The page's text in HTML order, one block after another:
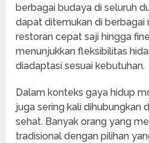
berbagai budaya di seluruh
dapat ditemukan di berbagai
restoran cepat saji hingga
menunjukkan fleksibilitas
diadaptasi sesuai kebutuhan.
Dalam konteks gaya hidup
juga sering kali dihubungkan
sehat. Banyak orang yang
tradisional dengan pilihan